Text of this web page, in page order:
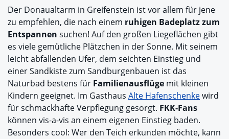
Der Donaualtarm in Greifenstein ist vor allem für jene
zu empfehlen, die nach einem ruhigen Badeplatz zum
Entspannen suchen! Auf den großen Liegeflächen gibt
es viele gemütliche Plätzchen in der Sonne. Mit seinem
leicht abfallenden Ufer, dem seichten Einstieg und
einer Sandkiste zum Sandburgenbauen ist das
Naturbad bestens für Familienausflüge mit kleinen
Kindern geeignet. Im Gasthaus Alte Hafenschenkewird
für schmackhafte Verpflegung gesorgt. FKK-Fans
können vis-a-vis an einem eigenen Einstieg baden.
Besonders cool: Wer den Teich erkunden möchte, kann